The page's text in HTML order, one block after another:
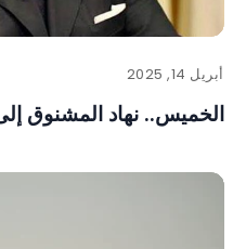
أبريل 14, 2025
الخميس.. نهاد المشنوق